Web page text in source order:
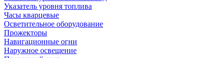
Указатель уровня топлива
Часы кварцевые
Осветительное оборудование
Прожекторы
Навигационные огни
Наружное освещение